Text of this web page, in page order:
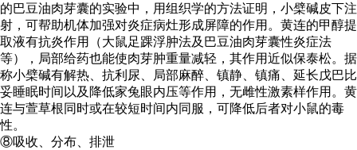
的巴豆油肉芽囊的实验中，用组织学的方法证明，小檗碱皮下注
射，可帮助机体加强对炎症病灶形成屏障的作用。黄连的甲醇提
取液有抗炎作用（大鼠足踝浮肿法及巴豆油肉芽囊性炎症法
等），局部给药也能使肉芽肿重量减轻，其作用近似保泰松。据
称小檗碱有解热、抗利尿、局部麻醉、镇静、镇痛、延长戊巴比
妥睡眠时间以及降低家兔眼内压等作用，无雌性激素样作用。黄
连与萱草根同时或在较短时间内同服，可降低后者对小鼠的毒
性。
⑧吸收、分布、排泄